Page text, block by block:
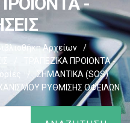
Βιβλιοθήκη Αρχείων
/
ΤΡΑΠΕΖΙΚΑ ΠΡΟΙΟΝΤΑ -
/
ΣΗΜΑΝΤΙΚΑ (SOS)
ΡΥΘΜΙΣΗΣ ΟΦΕΙΛΩΝ